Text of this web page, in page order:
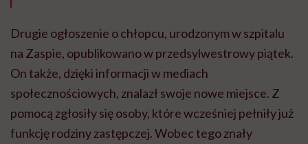
Drugie ogłoszenie o chłopcu, urodzonym w szpitalu
na Zaspie, opublikowano w przedsylwestrowy piątek.
On także, dzięki informacji w mediach
społecznościowych, znalazł swoje nowe miejsce. Z
pomocą zgłosiły się osoby, które wcześniej pełniły już
funkcję rodziny zastępczej. Wobec tego znały